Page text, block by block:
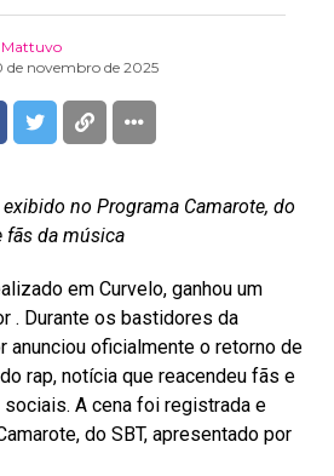
Mattuvo
de novembro de 2025
no Programa Camarote, do
fãs da música
em Curvelo, ganhou um
. Durante os bastidores da
anunciou oficialmente o retorno de
rap, notícia que reacendeu fãs e
A cena foi registrada e
do SBT, apresentado por